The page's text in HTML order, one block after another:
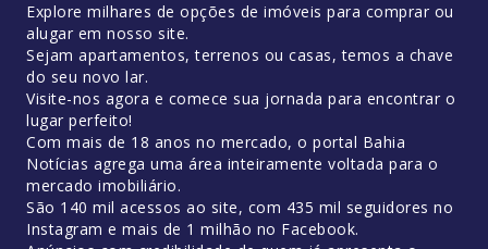
Explore milhares de opções de imóveis para comprar ou
alugar em nosso site.
Sejam apartamentos, terrenos ou casas, temos a chave
do seu novo lar.
Visite-nos agora e comece sua jornada para encontrar o
lugar perfeito!
Com mais de 18 anos no mercado, o portal Bahia
Notícias agrega uma área inteiramente voltada para o
mercado imobiliário.
São 140 mil acessos ao site, com 435 mil seguidores no
Instagram e mais de 1 milhão no Facebook.